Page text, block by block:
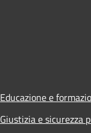
Educazione e
Giustizia e sicurezza